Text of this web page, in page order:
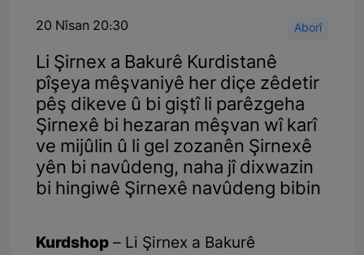
20 Nîsan 20:30 Aborî
Li Şirnex a Bakurê Kurdistanê
pîşeya mêşvaniyê her diçe zêdetir
pêş dikeve û bi giştî li parêzgeha
Şirnexê bi hezaran mêşvan wî karî
ve mijûlin û li gel zozanên Şirnexê
yên bi navûdeng, naha jî dixwazin
bi hingiwê Şirnexê navûdeng bibin
Kurdshop – Li Şirnex a Bakurê